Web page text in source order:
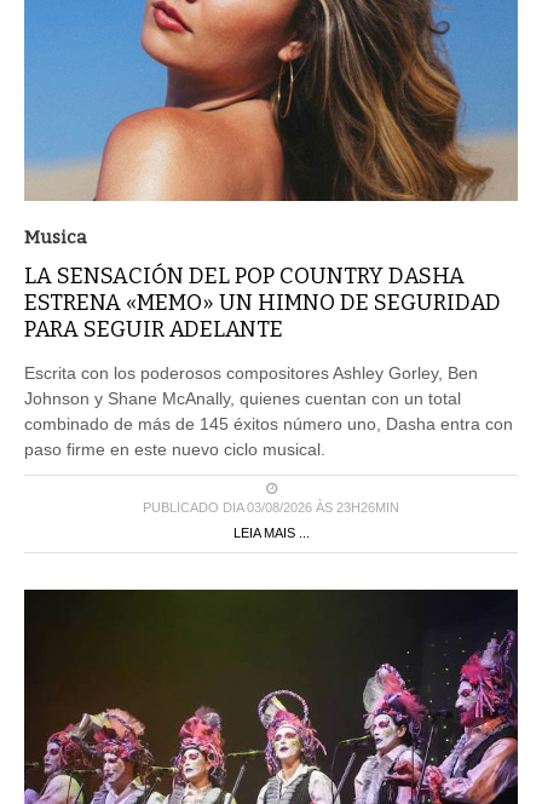
Musica
LA SENSACIÓN DEL POP COUNTRY DASHA
ESTRENA «MEMO» UN HIMNO DE SEGURIDAD
PARA SEGUIR ADELANTE
Escrita con los poderosos compositores Ashley Gorley, Ben
Johnson y Shane McAnally, quienes cuentan con un total
combinado de más de 145 éxitos número uno, Dasha entra con
paso firme en este nuevo ciclo musical.
PUBLICADO DIA 03/08/2026 ÀS 23H26MIN
LEIA MAIS ...